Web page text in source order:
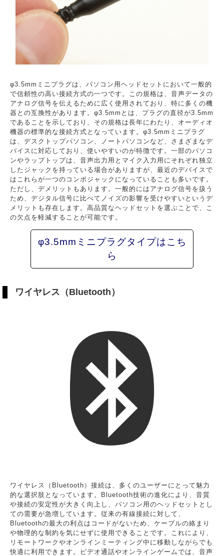
φ3.5mmミニプラグは、パソコン用ヘッドセットにおいて一般的
で信頼性の高い接続方式の一つです。この規格は、音声データの
アナログ信号を伝えるために広く使用されており、特に多くの機
器との互換性があります。φ3.5mmとは、プラグの直径が3.5mm
であることを示しており、その規格は長年にわたり、オーディオ
機器の標準的な接続方式となっています。φ3.5mmミニプラグ
は、デスクトップパソコン、ノートパソコンなど、さまざまなデ
バイスに対応しており、使いやすいのが特徴です。一部のパソコ
ンやラップトップは、音声出力用とマイク入力用にそれぞれ独立
したジャックを持っている場合がありますが、最近のデバイスで
はこれらが一つのコンボジャックになっていることも多いです。
ただし、デメリットもあります。一般的にはアナログ信号を扱う
ため、デジタル信号に比べてノイズの影響を受けやすいというデ
メリットも存在します。高品質なヘッドセットを選ぶことで、こ
の欠点を軽減することが可能です。
φ3.5mmミニプラグタイプはこち
ら
ワイヤレス（Bluetooth）
ワイヤレス（Bluetooth）接続は、多くのユーザーにとって魅力
的な選択肢となっています。Bluetooth技術の進化により、音質
や接続の安定性が大きく向上し、パソコン用のヘッドセットとし
ての需要が急増しています。従来の有線接続に対して、
Bluetoothの最大の利点はコードがないため、ケーブルの絡まり
や物理的な制約を気にせずに使用できることです。これにより、
リモートワークやオンラインミーティング中に移動しながらでも
快適に利用できます。ビデオ通話やオンラインゲームでは、音声